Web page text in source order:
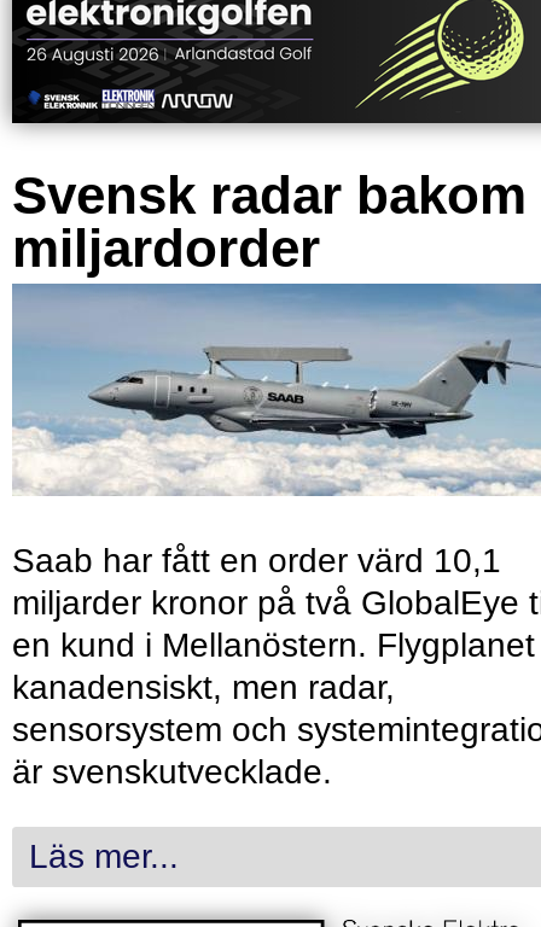
Svensk radar bakom
miljardorder
Saab har fått en order värd 10,1
miljarder kronor på två GlobalEye
en kund i Mellanöstern.
kanadensiskt, men radar,
sensorsystem och
är svenskutvecklade.
Läs mer...